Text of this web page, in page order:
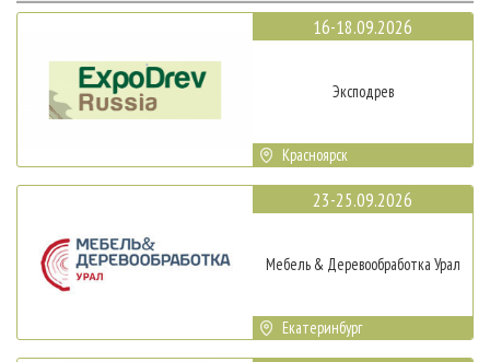
16-18.09.2026
Эксподрев
Красноярск
23-25.09.2026
Мебель & Деревообработка Урал
Екатеринбург